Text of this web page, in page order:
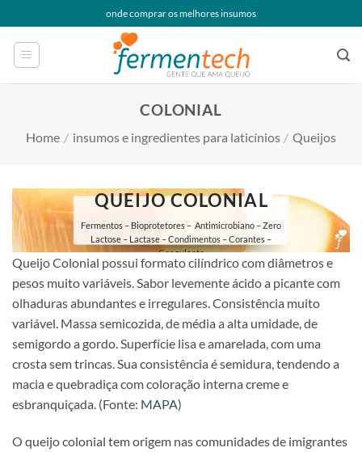
to
content
onde comprar os melhores insumos
COLONIAL
Home / insumos e ingredientes para laticínios / Queijos
QUEIJO COLONIAL
Fermentos – Bioprotetores – Antimicrobiano – Zero
Lactose – Lactase – Condimentos – Corantes –
Coagulante
Queijo Colonial possui formato cilíndrico com diâmetros e
pesos muito variáveis. Sabor levemente ácido a picante com
olhaduras abundantes e irregulares. Consistência muito
variável. Massa semicozida, de média a alta umidade, de
semigordo a gordo. Superfície lisa e amarelada, com uma
crosta sem trincas. Sua consistência é semidura, tendendo a
macia e quebradiça com coloração interna creme e
esbranquiçada. (Fonte: MAPA)
O queijo colonial tem origem nas comunidades de imigrantes